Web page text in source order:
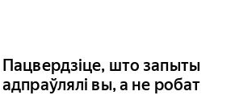
Пацвердзіце, што запыты
адпраўлялі вы, а не робат